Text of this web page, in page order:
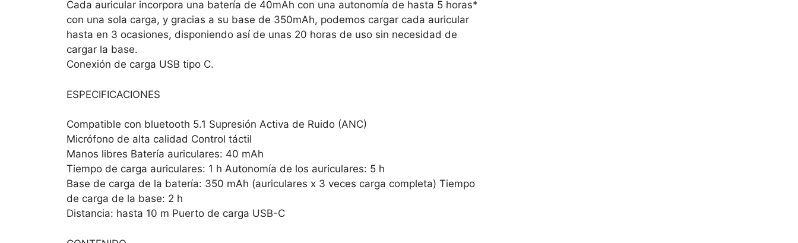
Cada auricular incorpora una batería de 40mAh con una autonomía de hasta 5 horas*
con una sola carga, y gracias a su base de 350mAh, podemos cargar cada auricular
hasta en 3 ocasiones, disponiendo así de unas 20 horas de uso sin necesidad de
cargar la base.
Conexión de carga USB tipo C.
ESPECIFICACIONES
Compatible con bluetooth 5.1 Supresión Activa de Ruido (ANC)
Micrófono de alta calidad Control táctil
Manos libres Batería auriculares: 40 mAh
Tiempo de carga auriculares: 1 h Autonomía de los auriculares: 5 h
Base de carga de la batería: 350 mAh (auriculares x 3 veces carga completa) Tiempo
de carga de la base: 2 h
Distancia: hasta 10 m Puerto de carga USB-C